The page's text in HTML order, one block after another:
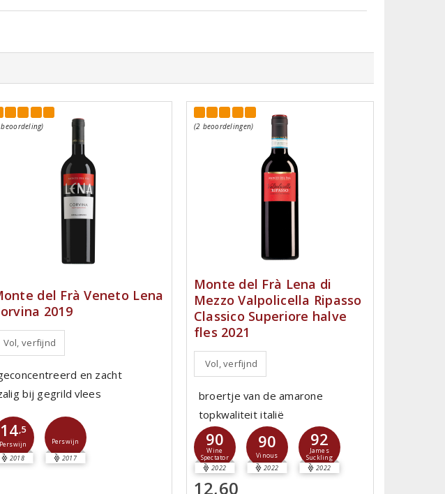
del Frà Veneto Lena
2019
Vol, verfijnd
en zacht
bij gegrild vlees
14,5
Perswijn
2018
Perswijn
2017
(2 beoordelingen)
Monte del Frà Lena di
Mezzo Valpolicella Ripasso
Classico Superiore halve
fles 2021
Vol, verfijnd
broertje van de amarone
topkwaliteit italië
90
Wine
Spectator
2022
90
Vinous
2022
92
James
Suckling
2022
12,60